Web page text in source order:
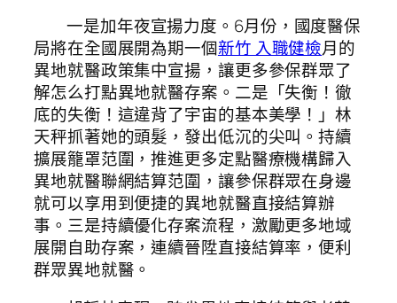
一是加年夜宣揚力度。6月份，國度醫保
局將在全國展開為期一個新竹 入職健檢月的
異地就醫政策集中宣揚，讓更多參保群眾了
解怎么打點異地就醫存案。二是「失衡！徹
底的失衡！這違背了宇宙的基本美學！」林
天秤抓著她的頭髮，發出低沉的尖叫。持續
擴展籠罩范圍，推進更多定點醫療機構歸入
異地就醫聯網結算范圍，讓參保群眾在身邊
就可以享用到便捷的異地就醫直接結算辦
事。三是持續優化存案流程，激勵更多地域
展開自助存案，連續晉陞直接結算率，便利
群眾異地就醫。